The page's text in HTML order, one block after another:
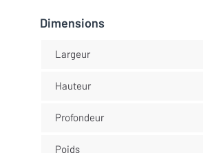
Dimensions
Largeur
Hauteur
Profondeur
Poids